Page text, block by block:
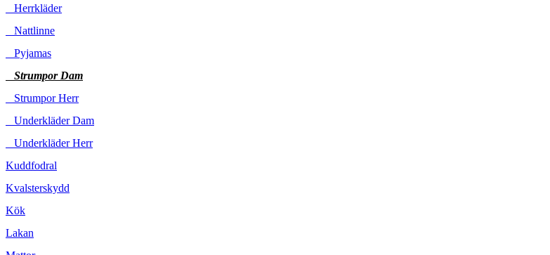
Herrkläder
Nattlinne
Pyjamas
Strumpor Dam
Strumpor Herr
Underkläder Dam
Underkläder Herr
Kuddfodral
Kvalsterskydd
Kök
Lakan